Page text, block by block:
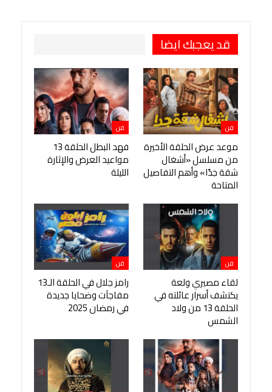
قد يعجبك ايضا
فن
موعد عرض الحلقة الأخيرة
من مسلسل «أشغال
شقة جدًا» وأهم التفاصيل
المتاحة
فن
فهد البطل الحلقة 13
مواعيد العرض والإثارة
الليلة
فن
لقاء مصيري ولعة
يكتشف أسرار عائلته في
الحلقة 13 من ولاد
الشمس
فن
رامز جلال في الحلقة الـ13
مفاجآت وضحايا جديدة
في رمضان 2025